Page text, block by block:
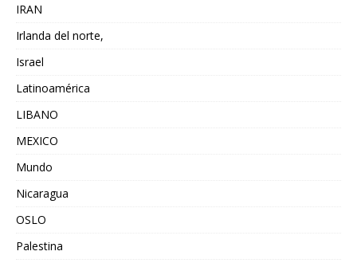
IRAN
Irlanda del norte,
Israel
Latinoamérica
LIBANO
MEXICO
Mundo
Nicaragua
OSLO
Palestina